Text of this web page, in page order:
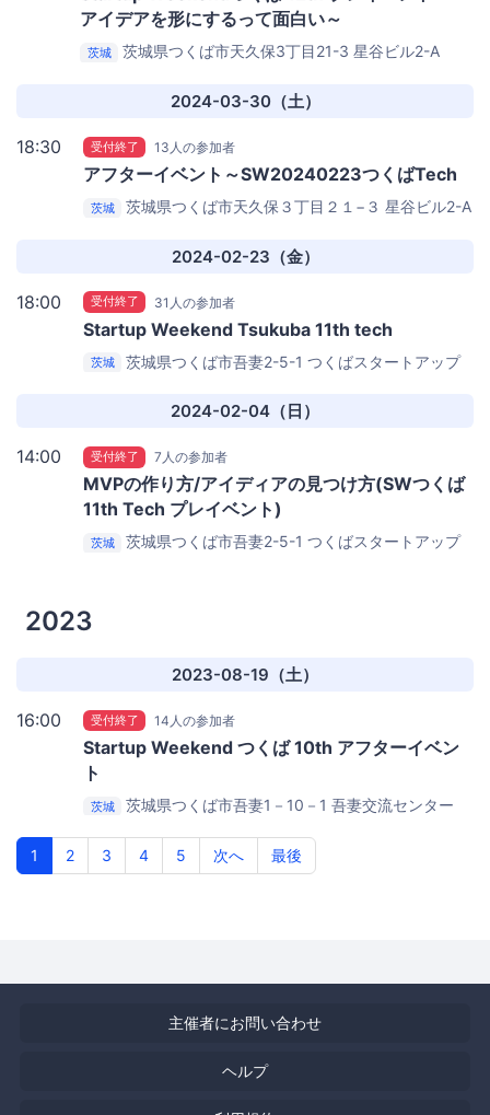
アイデアを形にするって面白い～
茨城
茨城県つくば市天久保3丁目21-3 星谷ビル2-A
2024-03-30（土）
18:30 受付終了 13人の参加者
アフターイベント～SW20240223つくばTech
茨城
茨城県つくば市天久保３丁目２１−３ 星谷ビル2-A
2024-02-23（金）
18:00 受付終了 31人の参加者
Startup Weekend Tsukuba 11th tech
茨城 茨城県つくば市吾妻2-5-1 つくばスタートアップ
2024-02-04（日）
14:00 受付終了 7人の参加者
MVPの作り方/アイディアの見つけ方(SWつくば
11th Tech プレイベント)
茨城 茨城県つくば市吾妻2-5-1 つくばスタートアップ
2023
2023-08-19（土）
16:00 受付終了 14人の参加者
Startup Weekend つくば 10th アフターイベン
ト
茨城 茨城県つくば市吾妻1－10－1 吾妻交流センター
1 2 3 4 5 次へ 最後
主催者にお問い合わせ
ヘルプ